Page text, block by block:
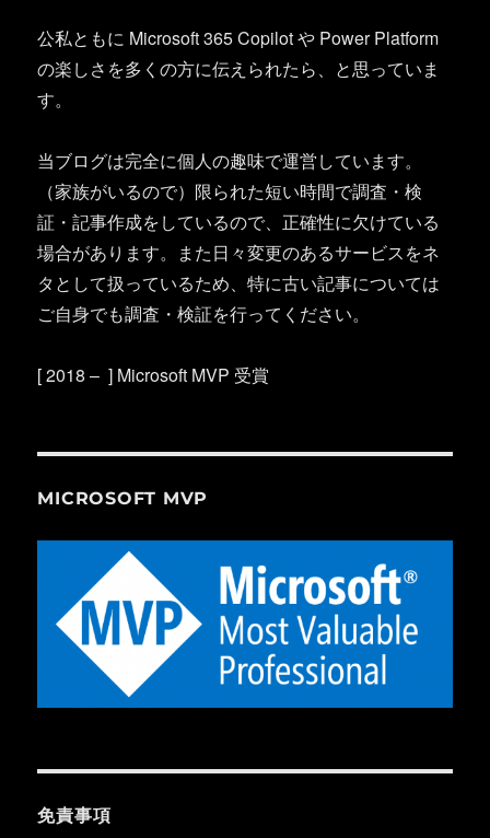
公私ともに Microsoft 365 Copilot や Power Platform
の楽しさを多くの方に伝えられたら、と思っていま
す。
当ブログは完全に個人の趣味で運営しています。
（家族がいるので）限られた短い時間で調査・検
証・記事作成をしているので、正確性に欠けている
場合があります。また日々変更のあるサービスをネ
タとして扱っているため、特に古い記事については
ご自身でも調査・検証を行ってください。
[ 2018 – ] Microsoft MVP 受賞
MICROSOFT MVP
免責事項